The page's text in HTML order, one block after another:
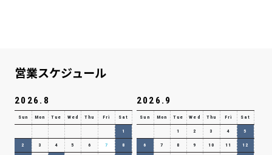
営業スケジュール
2026.8
Sun Mon Tue Wed Thu Fri Sat
1
2 3 4 5 6 7 8
2026.9
Sun Mon Tue Wed Thu Fri Sat
1 2 3 4 5
6 7 8 9 10 11 12